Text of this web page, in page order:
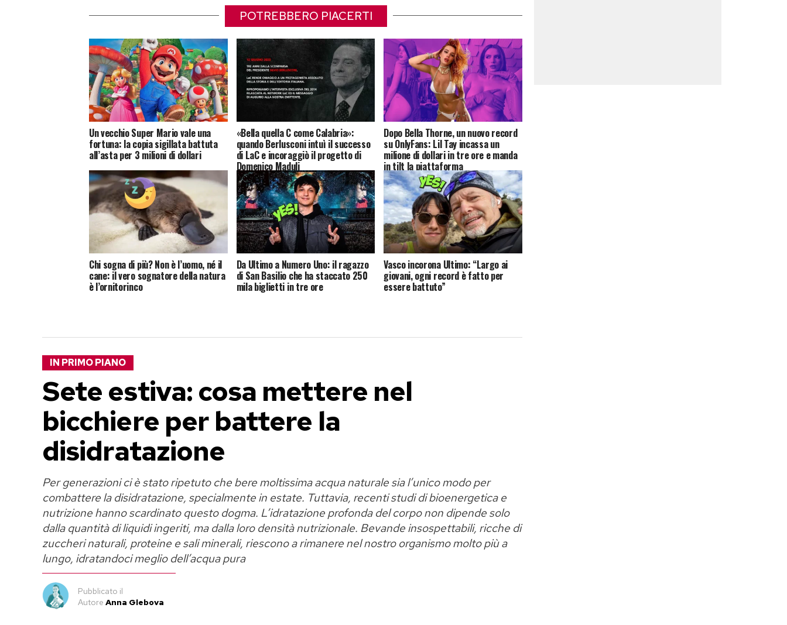
POTREBBERO PIACERTI
Un vecchio Super Mario vale una
fortuna: la copia sigillata battuta
all’asta per 3 milioni di dollari
«Bella quella C come Calabria»:
quando Berlusconi intuì il successo
di LaC e incoraggiò il progetto di
Domenico Maduli
Dopo Bella Thorne, un nuovo record
su OnlyFans: Lil Tay incassa un
milione di dollari in tre ore e manda
in tilt la piattaforma
Chi sogna di più? Non è l’uomo, né il
cane: il vero sognatore della natura
è l’ornitorinco
Da Ultimo a Numero Uno: il ragazzo
di San Basilio che ha staccato 250
mila biglietti in tre ore
Vasco incorona Ultimo: “Largo ai
giovani, ogni record è fatto per
essere battuto”
IN PRIMO PIANO
Sete estiva: cosa mettere nel
bicchiere per battere la
disidratazione
Per generazioni ci è stato ripetuto che bere moltissima acqua naturale sia l’unico modo per
combattere la disidratazione, specialmente in estate. Tuttavia, recenti studi di bioenergetica e
nutrizione hanno scardinato questo dogma. L’idratazione profonda del corpo non dipende solo
dalla quantità di liquidi ingeriti, ma dalla loro densità nutrizionale. Bevande insospettabili, ricche di
zuccheri naturali, proteine e sali minerali, riescono a rimanere nel nostro organismo molto più a
lungo, idratandoci meglio dell’acqua pura
Pubblicato il
Autore Anna Glebova